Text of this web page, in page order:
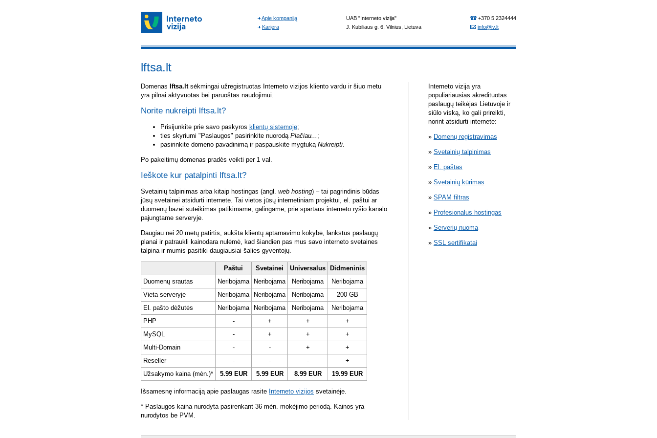
lftsa.lt
Domenas lftsa.ltsėkmingai užregistruotas Interneto vizijos kliento vardu ir šiuo metu
yra pilnai aktyvuotas bei paruoštas naudojimui.
Norite nukreipti lftsa.lt?
Prisijunkite prie savo paskyros klientų sistemoje;
ties skyriumi "Paslaugos" pasirinkite nuorodą Plačiau... ;
pasirinkite domeno pavadinimą ir paspauskite mygtuką Nukreipti.
Po pakeitimų domenas pradės veikti per 1 val.
Ieškote kur patalpinti lftsa.lt?
Svetainių talpinimas arba kitaip hostingas (angl. web hosting) – tai pagrindinis būdas
jūsų svetainei atsidurti internete. Tai vietos jūsų internetiniam projektui, el. paštui ar
duomenų bazei suteikimas patikimame, galingame, prie spartaus interneto ryšio kanalo
pajungtame serveryje.
Daugiau nei 20 metų patirtis, aukšta klientų aptarnavimo kokybė, lankstūs paslaugų
planai ir patraukli kainodara nulėmė, kad šiandien pas mus savo interneto svetaines
talpina ir mumis pasitiki daugiausiai šalies gyventojų.
Paštui Svetainei Universalus
Didmeninis
Duomenų srautas
Neribojama Neribojama Neribojama
Neribojama
Vieta serveryje
Neribojama Neribojama Neribojama
200 GB
El. pašto dėžutės
Neribojama Neribojama Neribojama
Neribojama
PHP
- + +
+
MySQL
- + +
+
Multi-Domain
- - +
+
Reseller
- - -
+
Užsakymo kaina (mėn.)*
5.99 EUR 5.99 EUR 8.99 EUR 19.99 EUR
Išsamesnę informaciją apie paslaugas rasite Interneto vizijos svetainėje.
* Paslaugos kaina nurodyta pasirenkant 36 mėn. mokėjimo periodą. Kainos yra
nurodytos be PVM.
Interneto vizija yra
populiariausias akredituotas
paslaugų teikėjas Lietuvoje ir
siūlo viską, ko gali prireikti,
norint atsidurti internete:
Domenų registravimas
Svetainių talpinimas
El. paštas
Svetainių kūrimas
SPAM filtras
Profesionalus hostingas
Serverių nuoma
SSL sertifikatai